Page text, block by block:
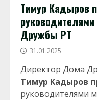
Тимур Кадыров
Дружбы РТ
31.01.2025
Директор Дома
Тимур Кадыров
руководителями